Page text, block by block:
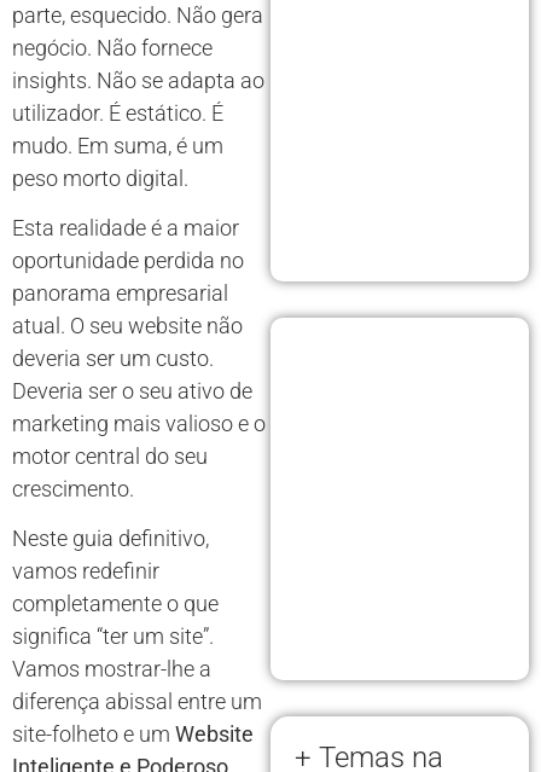
parte, esquecido. Não gera
negócio. Não fornece
insights. Não se adapta ao
utilizador. É estático. É
mudo. Em suma, é um
peso morto digital.
Esta realidade é a maior
oportunidade perdida no
panorama empresarial
atual. O seu website não
deveria ser um custo.
Deveria ser o seu ativo de
marketing mais valioso e o
motor central do seu
crescimento.
Neste guia definitivo,
vamos redefinir
completamente o que
significa “ter um site”.
Vamos mostrar-lhe a
diferença abissal entre um
site-folheto e um Website
+ Temas na